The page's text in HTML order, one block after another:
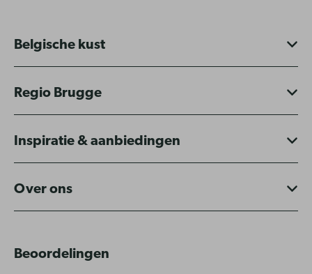
Belgische kust
Regio Brugge
Inspiratie & aanbiedingen
Over ons
Beoordelingen